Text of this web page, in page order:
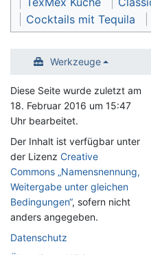
Cocktails mit Tequila
Werkzeuge
Diese Seite wurde zuletzt am
18. Februar 2016 um 15:47
Uhr bearbeitet.
Der Inhalt ist verfügbar unter
der Lizenz Creative
Commons „Namensnennung,
Weitergabe unter gleichen
Bedingungen“, sofern nicht
anders angegeben.
Datenschutz